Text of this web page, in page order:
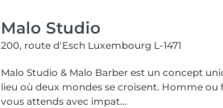
Malo Studio
200, route d'Esch Luxembourg L-1471
Malo Studio & Malo Barber est un concept
lieu où deux mondes se croisent. Homme ou
vous attends avec impat...